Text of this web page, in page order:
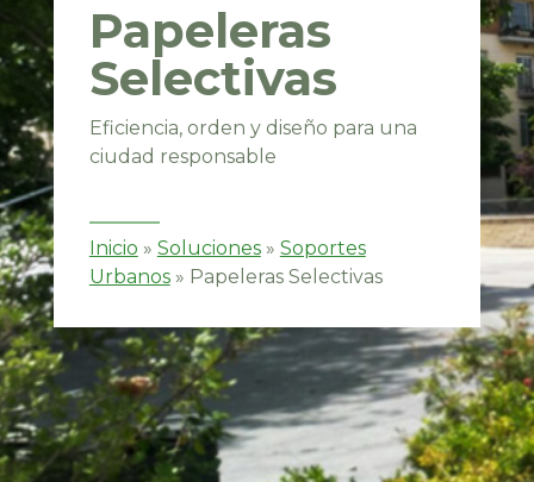
Papeleras
Selectivas
Eficiencia, orden y diseño para una
ciudad responsable
Inicio » Soluciones» Soportes
Urbanos» Papeleras Selectivas